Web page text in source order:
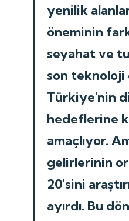
yenilik
öneminin
seyahat ve
son teknoloji
Türkiye'nin
hedeflerine
amaçlıyor.
gelirlerinin
20'sini
ayırdı. Bu